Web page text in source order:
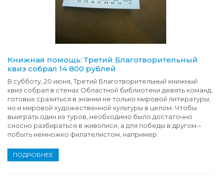
Книжная помощь: Третий Благотворительный
квиз собрал 14 800 рублей
В субботу, 20 июня, Третий Благотворительный книжный
квиз собрал в стенах Областной библиотеки девять команд,
готовых сразиться в знании не только мировой литературы,
но и мировой художественной культуры в целом. Чтобы
выиграть один из туров, необходимо было достаточно
сносно разбираться в живописи, а для победы в другом –
побыть немножко филателистом, например.
ПОДРОБНЕЕ